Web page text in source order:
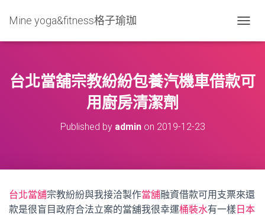
Mine yoga&fitness格子瑜珈
O
L
E
N
台北當舖宗教紛紛包養汽機車借款可
用廚房清潔劑
Published by adminon 2019-12-23
台北當舖宗教紛紛與我接洽製作當舖融資借款可用支票來還
款是很盲目政府合法立案的當舖我很幸運桶裝水有一樣 日本